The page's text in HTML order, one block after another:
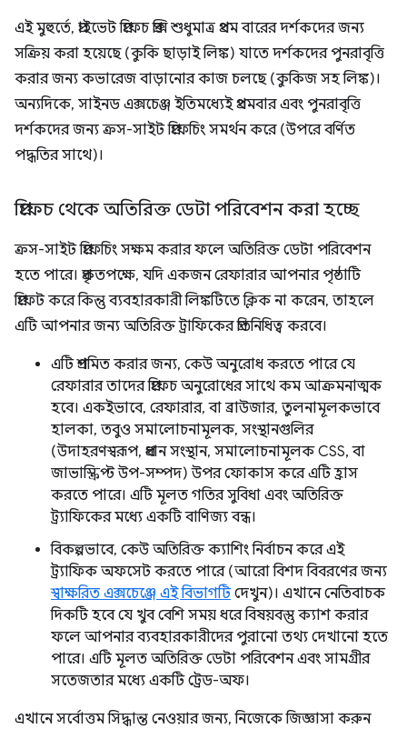
এই মুহুর্তে, প্রাইভেট প্রিফেচ প্রক্সি শুধুমাত্র প্রথম বারের দর্শকদের জন্য
সক্রিয় করা হয়েছে (কুকি ছাড়াই লিঙ্ক) যাতে দর্শকদের পুনরাবৃত্তি
করার জন্য কভারেজ বাড়ানোর কাজ চলছে (কুকিজ সহ লিঙ্ক)।
অন্যদিকে, সাইনড এক্সচেঞ্জ ইতিমধ্যেই প্রথমবার এবং পুনরাবৃত্তি
দর্শকদের জন্য ক্রস-সাইট প্রিফেচিং সমর্থন করে (উপরে বর্ণিত
পদ্ধতির সাথে)।
প্রিফেচ থেকে অতিরিক্ত ডেটা পরিবেশন করা হচ্ছে
ক্রস-সাইট প্রিফেচিং সক্ষম করার ফলে অতিরিক্ত ডেটা পরিবেশন
হতে পারে। প্রকৃতপক্ষে, যদি একজন রেফারার আপনার পৃষ্ঠাটি
প্রিফেট করে কিন্তু ব্যবহারকারী লিঙ্কটিতে ক্লিক না করেন, তাহলে
এটি আপনার জন্য অতিরিক্ত ট্রাফিকের প্রতিনিধিত্ব করবে।
এটি প্রশমিত করার জন্য, কেউ অনুরোধ করতে পারে যে
রেফারার তাদের প্রিফেচ অনুরোধের সাথে কম আক্রমনাত্মক
হবে। একইভাবে, রেফারার, বা ব্রাউজার, তুলনামূলকভাবে
হালকা, তবুও সমালোচনামূলক, সংস্থানগুলির
(উদাহরণস্বরূপ, প্রধান সংস্থান, সমালোচনামূলক CSS, বা
জাভাস্ক্রিপ্ট উপ-সম্পদ) উপর ফোকাস করে এটি হ্রাস
করতে পারে। এটি মূলত গতির সুবিধা এবং অতিরিক্ত
ট্র্যাফিকের মধ্যে একটি বাণিজ্য বন্ধ।
বিকল্পভাবে, কেউ অতিরিক্ত ক্যাশিং নির্বাচন করে এই
ট্র্যাফিক অফসেট করতে পারে (আরো বিশদ বিবরণের জন্য
স্বাক্ষরিত এক্সচেঞ্জে এই বিভাগটিদেখুন)। এখানে নেতিবাচক
দিকটি হবে যে খুব বেশি সময় ধরে বিষয়বস্তু ক্যাশ করার
ফলে আপনার ব্যবহারকারীদের পুরানো তথ্য দেখানো হতে
পারে। এটি মূলত অতিরিক্ত ডেটা পরিবেশন এবং সামগ্রীর
সতেজতার মধ্যে একটি ট্রেড-অফ।
এখানে সর্বোত্তম সিদ্ধান্ত নেওয়ার জন্য, নিজেকে জিজ্ঞাসা করুন